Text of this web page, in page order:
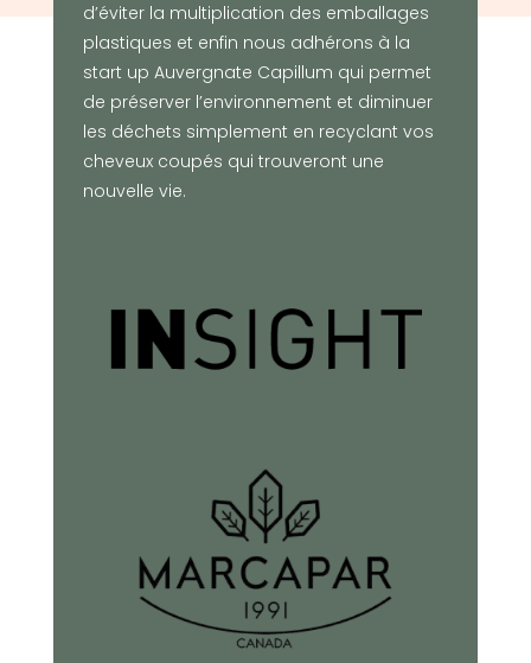
d’éviter la multiplication des emballages
plastiques et enfin nous adhérons à la
start up Auvergnate Capillum qui permet
de préserver l’environnement et diminuer
les déchets simplement en recyclant vos
cheveux coupés qui trouveront une
nouvelle vie.